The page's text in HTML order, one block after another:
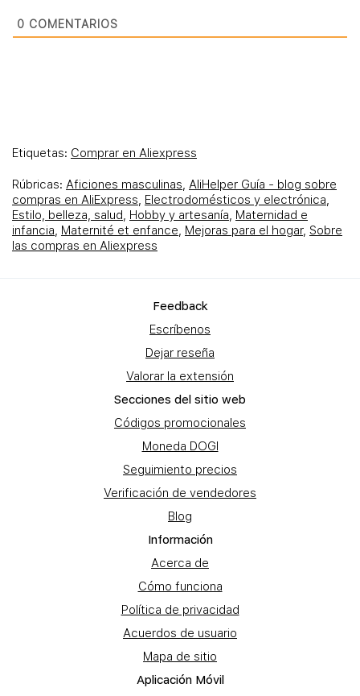
0 COMENTARIOS
Etiquetas: Comprar en Aliexpress
Rúbricas: Aficiones masculinas, AliHelper Guía - blog sobre
compras en AliExpress, Electrodomésticos y electrónica,
Estilo, belleza, salud, Hobby y artesanía, Maternidad e
infancia, Maternité et enfance, Mejoras para el hogar, Sobre
las compras en Aliexpress
Feеdback
Escríbenos
Dejar reseña
Valorar la extensión
Secciones del sitio web
Códigos promocionales
Moneda DOGI
Seguimiento precios
Verificación de vendedores
Blog
Información
Acerca de
Cómo funciona
Política de privacidad
Acuerdos de usuario
Mapa de sitio
Aplicación Móvil